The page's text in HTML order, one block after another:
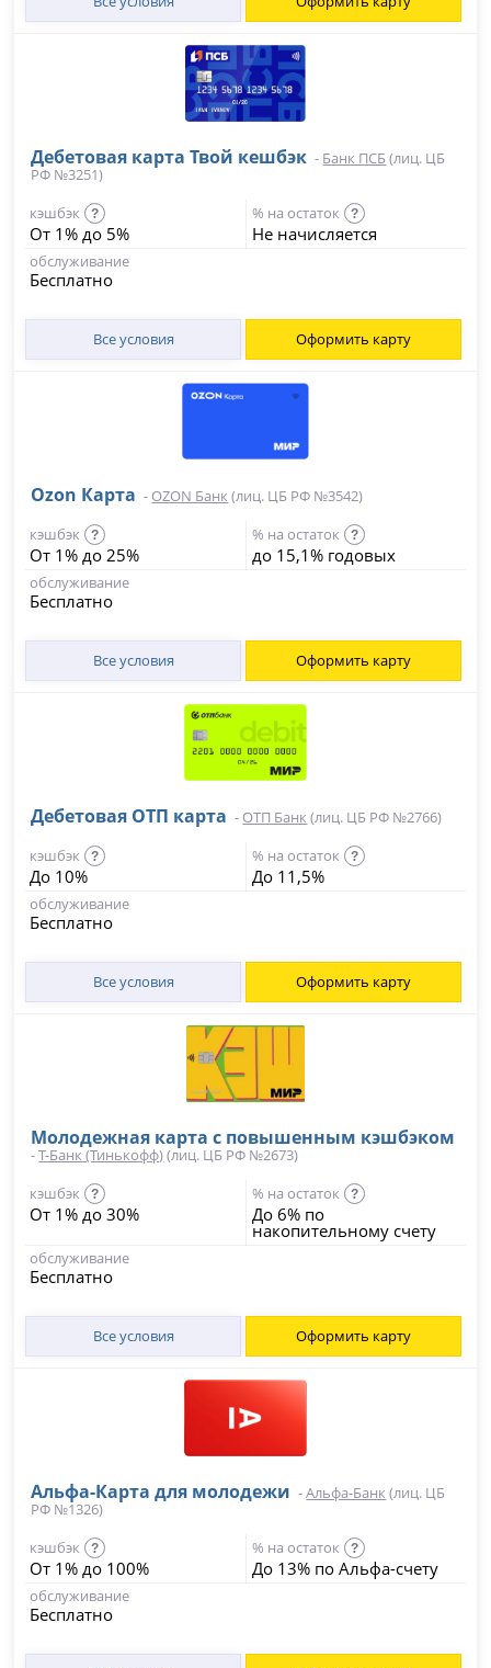
Дебетовая карта Твой кешбэк - Банк ПСБ(лиц. ЦБ
РФ №3251)
кэшбэк
?
От 1% до 5%
% на остаток ?
Не начисляется
обслуживание
Бесплатно
Все условия Оформить карту
Ozon Карта - OZON Банк (лиц. ЦБ РФ №3542)
кэшбэк
?
От 1% до 25%
% на остаток ?
до 15,1% годовых
обслуживание
Бесплатно
Все условия Оформить карту
Дебетовая ОТП карта - ОТП Банк (лиц. ЦБ РФ №2766)
кэшбэк
?
До 10%
% на остаток ?
До 11,5%
обслуживание
Бесплатно
Все условия Оформить карту
Молодежная карта с повышенным кэшбэком
-Т-Банк (Тинькофф)(лиц. ЦБ РФ №2673)
кэшбэк
?
От 1% до 30%
% на остаток ?
До 6% по
накопительному счету
обслуживание
Бесплатно
Все условия Оформить карту
Альфа-Карта для молодежи -Альфа-Банк (лиц. ЦБ
РФ №1326)
кэшбэк
?
От 1% до 100%
% на остаток ?
До 13% по Альфа-счету
обслуживание
Бесплатно